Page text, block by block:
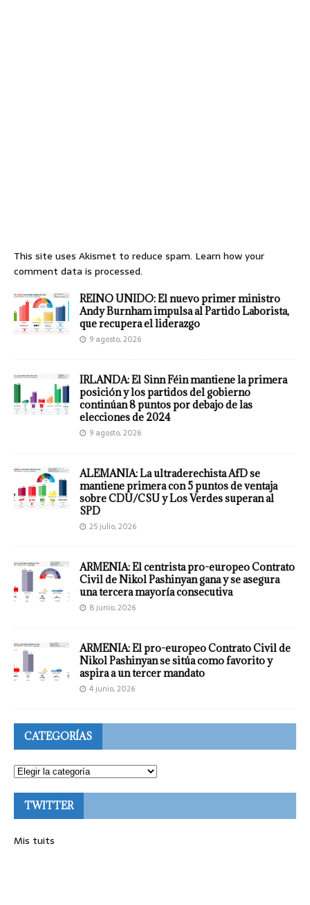
This site uses Akismet to reduce spam. Learn how your
comment data is processed.
REINO UNIDO: El nuevo primer ministro
Andy Burnham impulsa al Partido Laborista,
que recupera el liderazgo
9 agosto, 2026
IRLANDA: El Sinn Féin mantiene la primera
posición y los partidos del gobierno
continúan 8 puntos por debajo de las
elecciones de 2024
9 agosto, 2026
ALEMANIA: La ultraderechista AfD se
mantiene primera con 5 puntos de ventaja
sobre CDU/CSU y Los Verdes superan al
SPD
25 julio, 2026
ARMENIA: El centrista pro-europeo Contrato
Civil de Nikol Pashinyan gana y se asegura
una tercera mayoría consecutiva
8 junio, 2026
ARMENIA: El pro-europeo Contrato Civil de
Nikol Pashinyan se sitúa como favorito y
aspira a un tercer mandato
4 junio, 2026
CATEGORÍAS
TWITTER
Mis tuits